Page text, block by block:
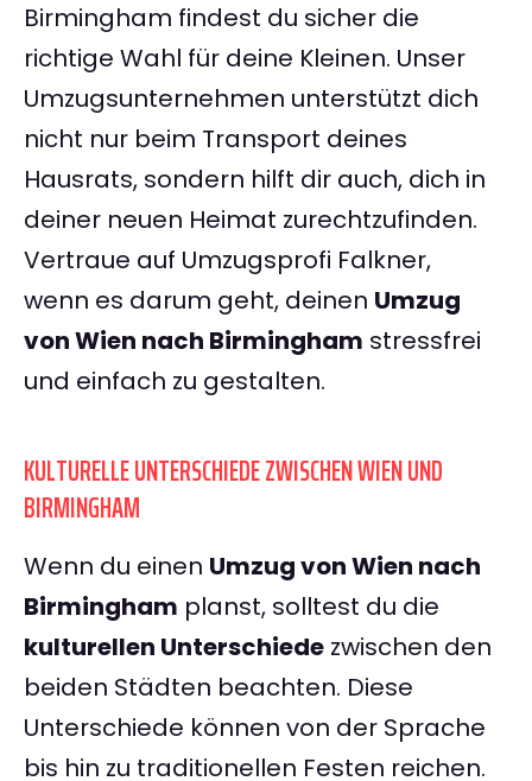
Birmingham findest du sicher die
richtige Wahl für deine Kleinen. Unser
Umzugsunternehmen unterstützt dich
nicht nur beim Transport deines
Hausrats, sondern hilft dir auch, dich in
deiner neuen Heimat zurechtzufinden.
Vertraue auf Umzugsprofi Falkner,
wenn es darum geht, deinen Umzug
von Wien nach Birmingham stressfrei
und einfach zu gestalten.
KULTURELLE UNTERSCHIEDE ZWISCHEN WIEN UND
BIRMINGHAM
Wenn du einen Umzug von Wien nach
Birmingham planst, solltest du die
kulturellen Unterschiede zwischen den
beiden Städten beachten. Diese
Unterschiede können von der Sprache
bis hin zu traditionellen Festen reichen.